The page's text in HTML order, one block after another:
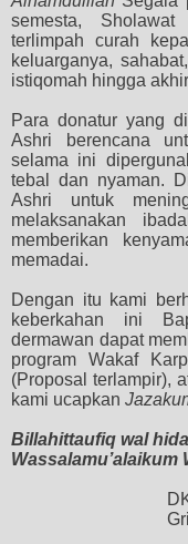
semesta, S
terlimpah curah
keluarganya, sahabat,
istiqomah hingga
Para donatur yang
Ashri berencana
selama ini
tebal
dan nyaman.
Ashri untuk
melaksanakan
memberikan
memadai.
Dengan itu kami
keberkahan ini
dermawan dapat
program Wakaf
(Proposal terlampir),
kami ucapkan
Billahittaufiq wal